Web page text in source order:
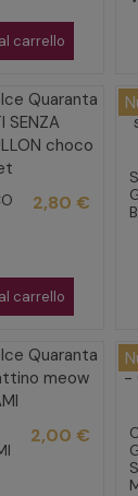
carrello
2,80 €
carrello
2,00 €